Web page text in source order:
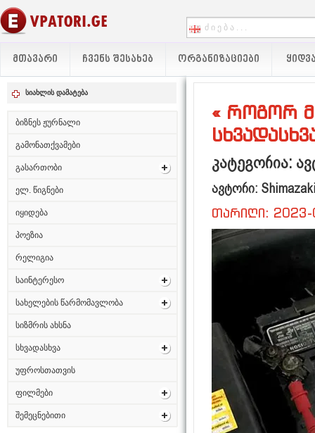
ᲛᲗᲐᲕᲐᲠᲘ ᲩᲕᲔᲜᲡ ᲨᲔᲡᲐᲮᲔᲑ ᲝᲠᲒᲐᲜᲘᲖᲐᲪᲘᲔᲑᲘ
სიახლის დამატება
ბიზნეს ჟურნალი
გამონათქვამები
გასართობი
ელ. წიგნები
იყიდება
პოეზია
რელიგია
საინტერესო
სახელების წარმომავლობა
სიზმრის ახსნა
სხვადასხვა
უფროსთათვის
ფილმები
შემეცნებითი
« როგორ
კატეგორია:
ავტორი: Shimazaki
თარიღი: